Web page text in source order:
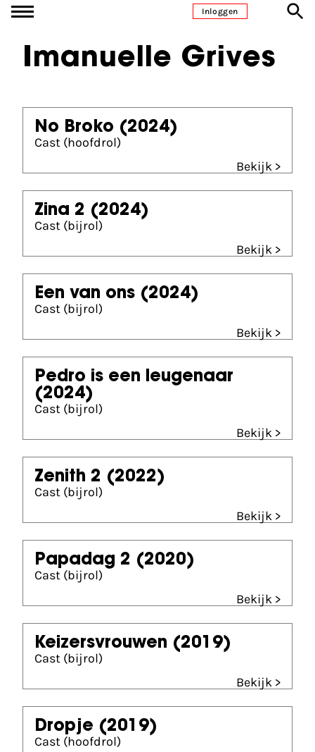
Ga naar inhoudInloggen
Imanuelle Grives
No Broko (2024)
Cast (hoofdrol)
Bekijk >
Zina 2 (2024)
Cast (bijrol)
Bekijk >
Een van ons (2024)
Cast (bijrol)
Bekijk >
Pedro is een leugenaar
(2024)
Cast (bijrol)
Bekijk >
Zenith 2 (2022)
Cast (bijrol)
Bekijk >
Papadag 2 (2020)
Cast (bijrol)
Bekijk >
Keizersvrouwen (2019)
Cast (bijrol)
Bekijk >
Dropje (2019)
Cast (hoofdrol)